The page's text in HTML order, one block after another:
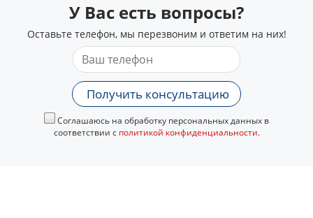
У Вас есть вопросы?
Оставьте телефон, мы перезвоним и ответим на них!
Получить консультацию
Соглашаюсь на обработку персональных данных в
соответствии с политикой конфиденциальности.